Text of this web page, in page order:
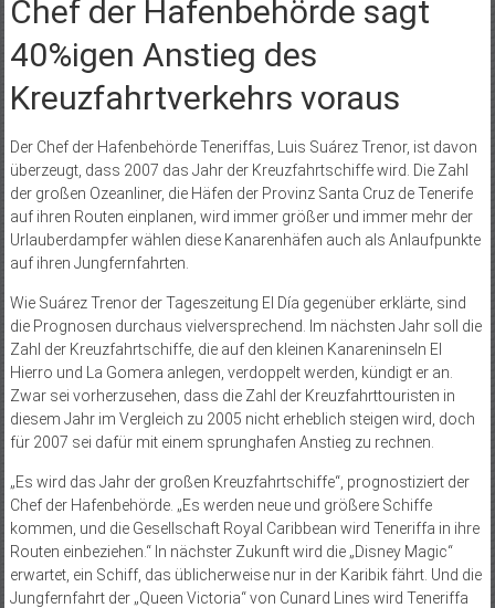
Chef der Hafenbehörde sagt
40%igen Anstieg des
Kreuzfahrtverkehrs voraus
Der Chef der Hafenbehörde Teneriffas, Luis Suárez Trenor, ist davon
überzeugt, dass 2007 das Jahr der Kreuzfahrtschiffe wird. Die Zahl
der großen Ozeanliner, die Häfen der Provinz Santa Cruz de Tenerife
auf ihren Routen einplanen, wird immer größer und immer mehr der
Urlauberdampfer wählen diese Kanarenhäfen auch als Anlaufpunkte
auf ihren Jungfernfahrten.
Wie Suárez Trenor der Tageszeitung El Día gegenüber erklärte, sind
die Prognosen durchaus vielversprechend. Im nächsten Jahr soll die
Zahl der Kreuzfahrtschiffe, die auf den kleinen Kanareninseln El
Hierro und La Gomera anlegen, verdoppelt werden, kündigt er an.
Zwar sei vorherzusehen, dass die Zahl der Kreuzfahrttouristen in
diesem Jahr im Vergleich zu 2005 nicht erheblich steigen wird, doch
für 2007 sei dafür mit einem sprunghafen Anstieg zu rechnen.
„Es wird das Jahr der großen Kreuzfahrtschiffe“, prognostiziert der
Chef der Hafenbehörde. „Es werden neue und größere Schiffe
kommen, und die Gesellschaft Royal Caribbean wird Teneriffa in ihre
Routen einbeziehen.“ In nächster Zukunft wird die „Disney Magic“
erwartet, ein Schiff, das üblicherweise nur in der Karibik fährt. Und die
Jungfernfahrt der „Queen Victoria“ von Cunard Lines wird Teneriffa